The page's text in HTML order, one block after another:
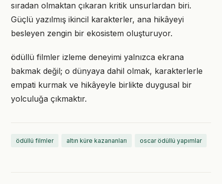
sıradan olmaktan çıkaran kritik unsurlardan biri.
Güçlü yazılmış ikincil karakterler, ana hikâyeyi
besleyen zengin bir ekosistem oluşturuyor.
ödüllü filmler izleme deneyimi yalnızca ekrana
bakmak değil; o dünyaya dahil olmak, karakterlerle
empati kurmak ve hikâyeyle birlikte duygusal bir
yolculuğa çıkmaktır.
ödüllü filmler altın küre kazananları oscar ödüllü yapımlar